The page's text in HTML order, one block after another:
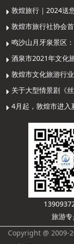
敦煌旅行｜2024送
旅游专
Copyright @ 2009-